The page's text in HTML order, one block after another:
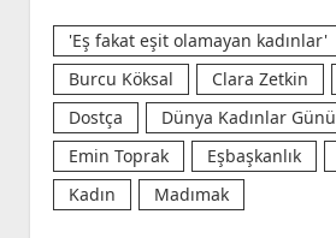
'Eş fakat eşit olamayan kadınlar'
Burcu Köksal
Clara Zetkin
Dostça
Dünya Kadınlar Günü
Emin Toprak
Eşbaşkanlık
Kadın
Madımak